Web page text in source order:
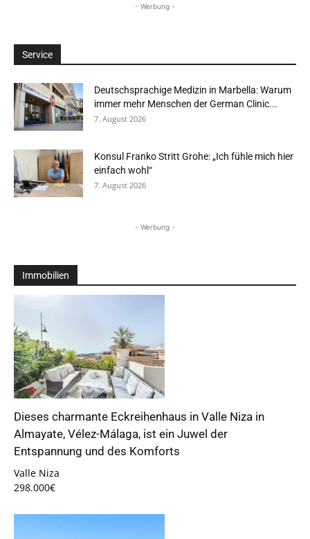
- Werbung -
Service
Deutschsprachige Medizin in Marbella: Warum
immer mehr Menschen der German Clinic...
7. August 2026
Konsul Franko Stritt Grohe: „Ich fühle mich hier
einfach wohl“
7. August 2026
- Werbung -
Immobilien
Dieses charmante Eckreihenhaus in Valle Niza in
Almayate, Vélez-Málaga, ist ein Juwel der
Entspannung und des Komforts
Valle Niza
298.000€